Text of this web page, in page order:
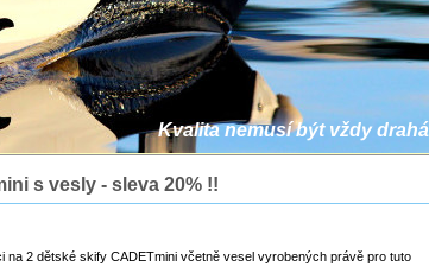
Kvalita nemusí být vždy drahá
s vesly - sleva 20% !!
2 dětské skify CADETmini včetně vesel vyrobených právě pro tuto